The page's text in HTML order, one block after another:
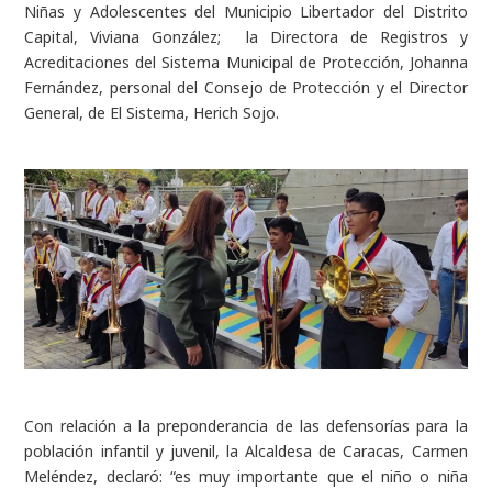
Niñas y Adolescentes del Municipio Libertador del Distrito
Capital, Viviana González; la Directora de Registros y
Acreditaciones del Sistema Municipal de Protección, Johanna
Fernández, personal del Consejo de Protección y el Director
General, de El Sistema, Herich Sojo.
Con relación a la preponderancia de las defensorías para la
población infantil y juvenil, la Alcaldesa de Caracas, Carmen
Meléndez, declaró: “es muy importante que el niño o niña